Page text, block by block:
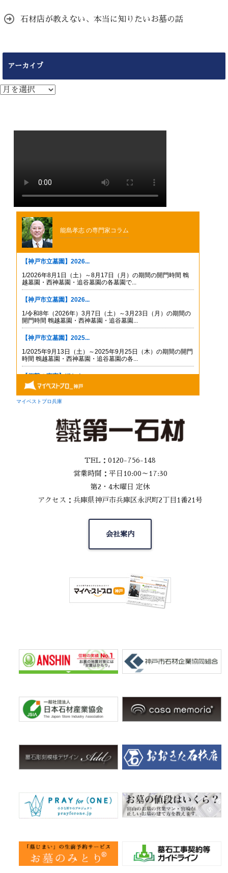
石材店が教えない、本当に知りたいお墓の話
アーカイブ
ア
ー
TEL：0120-756-148
営業時間：平日10:00～17:30
第2・4木曜日 定休
アクセス：兵庫県神戸市兵庫区永沢町2丁目1番21号
会社案内